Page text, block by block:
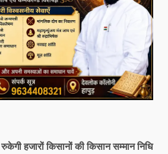
हजारों किसानों की किसान सम्मान निधि